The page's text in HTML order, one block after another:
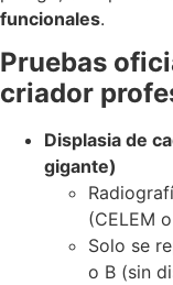
funcionales.
Pruebas
criador
Displasia de
gigante)
(CELEM
Solo se
o B (sin